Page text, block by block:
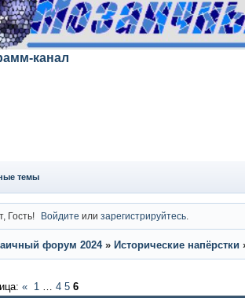
канал
темы
Гость! Войдите илизарегистрируйтесь
форум 2024 » Исторические напёрстки
« 1 … 4 5 6